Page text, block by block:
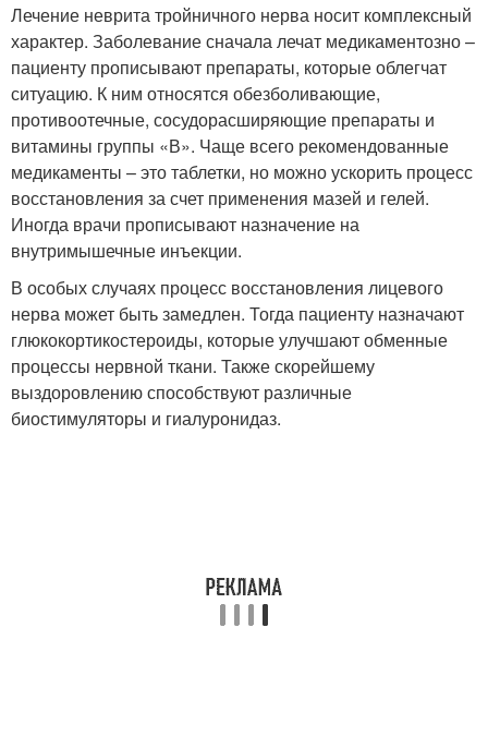
Лечение неврита тройничного нерва носит комплексный
характер. Заболевание сначала лечат медикаментозно –
пациенту прописывают препараты, которые облегчат
ситуацию. К ним относятся обезболивающие,
противоотечные, сосудорасширяющие препараты и
витамины группы «В». Чаще всего рекомендованные
медикаменты – это таблетки, но можно ускорить процесс
восстановления за счет применения мазей и гелей.
Иногда врачи прописывают назначение на
внутримышечные инъекции.
В особых случаях процесс восстановления лицевого
нерва может быть замедлен. Тогда пациенту назначают
глюкокортикостероиды, которые улучшают обменные
процессы нервной ткани. Также скорейшему
выздоровлению способствуют различные
биостимуляторы и гиалуронидаз.